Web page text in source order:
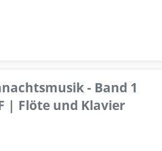
- Band 1
| Flöte und Klavier